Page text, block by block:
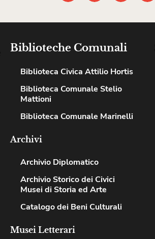
Biblioteche Comunali
Biblioteca Civica Attilio Hortis
Biblioteca Comunale Stelio
Mattioni
Biblioteca Comunale Marinelli
Archivi
Archivio Diplomatico
Archivio Storico dei Civici
Musei di Storia ed Arte
Catalogo dei Beni Culturali
Musei Letterari